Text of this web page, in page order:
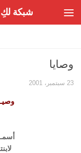
شبكة لكِ
وصايا
23 سبتمبر، 2001